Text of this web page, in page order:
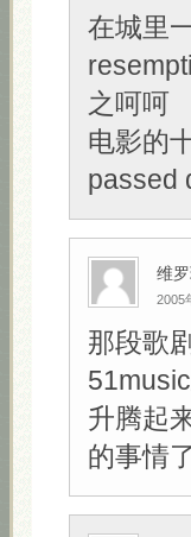
在城里
之呵呵
电影的
passed
维
2005
那段歌
升腾起
的事情